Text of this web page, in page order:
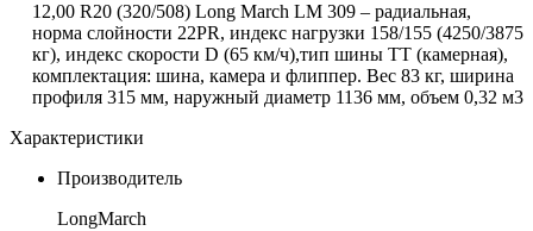
12,00 R20 (320/508) Long March LM 309 – радиальная,
норма слойности 22PR, индекс нагрузки 158/155 (4250/3875
кг), индекс скорости D (65 км/ч),тип шины ТТ (камерная),
комплектация: шина, камера и флиппер. Вес 83 кг, ширина
профиля 315 мм, наружный диаметр 1136 мм, объем 0,32 м3
Характеристики
Производитель
LongMarch